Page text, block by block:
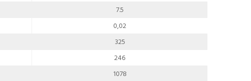
7.5
0,02
325
246
1078